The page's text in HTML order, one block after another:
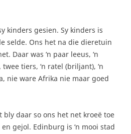
kinders gesien. Sy kinders is
selde. Ons het na die dieretuin
Daar was ‘n paar leeus, ‘n
twee tiers, ‘n ratel (briljant), ‘n
nie ware Afrika nie maar goed
bly daar so ons het net kroeë toe
gejol. Edinburg is ‘n mooi stad